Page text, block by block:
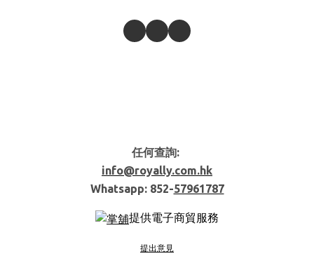
任何查詢:
info@royally.com.hk
Whatsapp: 852-57961787
提供電子商貿服務
提出意見